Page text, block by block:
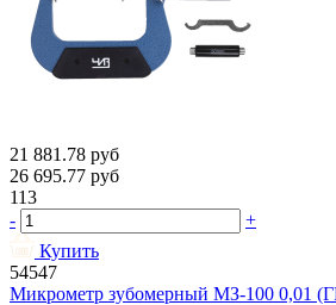
21 881.78 руб
26 695.77 руб
113
-
+
Купить
54547
Микрометр зубомерный МЗ-100 0,01